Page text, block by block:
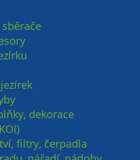
dekorace
filtry, čerpadla